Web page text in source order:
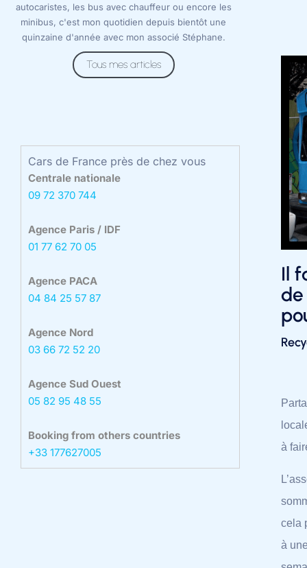
autocaristes, les bus avec chauffeur ou encore les
minibus, c'est mon quotidien depuis bientôt une
quinzaine d'année avec mon associé Stéphane.
Tous mes articles
Cars de France près de chez vous
Centrale nationale
09 72 370 744
Agence Paris / IDF
01 77 62 70 05
Agence PACA
04 84 25 57 87
Agence Nord
03 66 72 52 20
Agence Sud Ouest
05 82 95 48 55
Booking from others countries
+33 177627005
Il
de
à
cela
à